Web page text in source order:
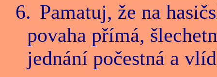
6. Pamatuj, že na
povaha přímá,
jednání počestná a